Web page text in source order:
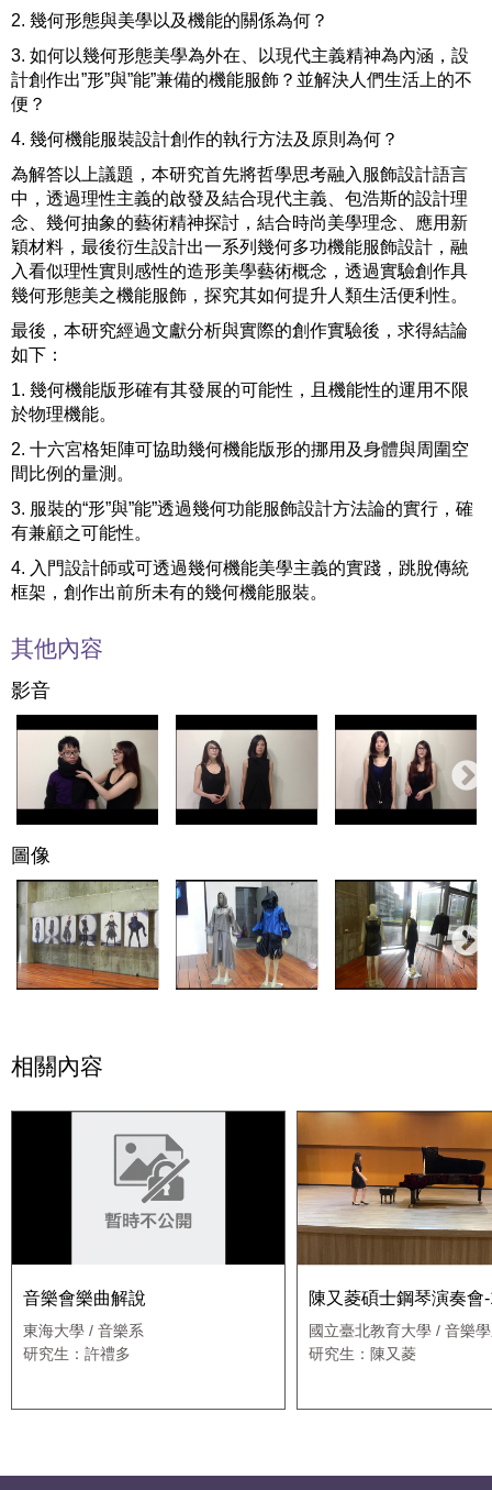
2. 幾何形態與美學以及機能的關係為何？
3. 如何以幾何形態美學為外在、以現代主義精神為內涵，設
計創作出”形”與”能”兼備的機能服飾？並解決人們生活上的不
便？
4. 幾何機能服裝設計創作的執行方法及原則為何？
為解答以上議題，本研究首先將哲學思考融入服飾設計語言
中，透過理性主義的啟發及結合現代主義、包浩斯的設計理
念、幾何抽象的藝術精神探討，結合時尚美學理念、應用新
穎材料，最後衍生設計出一系列幾何多功機能服飾設計，融
入看似理性實則感性的造形美學藝術概念，透過實驗創作具
幾何形態美之機能服飾，探究其如何提升人類生活便利性。
最後，本研究經過文獻分析與實際的創作實驗後，求得結論
如下：
1. 幾何機能版形確有其發展的可能性，且機能性的運用不限
於物理機能。
2. 十六宮格矩陣可協助幾何機能版形的挪用及身體與周圍空
間比例的量測。
3. 服裝的“形”與”能”透過幾何功能服飾設計方法論的實行，確
有兼顧之可能性。
4. 入門設計師或可透過幾何機能美學主義的實踐，跳脫傳統
框架，創作出前所未有的幾何機能服裝。
其他內容
影音
圖像
相關內容
音樂會樂曲解說
東海大學 / 音樂系
研究生：許禮多
陳又菱碩士鋼琴演奏會
國立臺北教育大學 / 音樂
研究生：陳又菱